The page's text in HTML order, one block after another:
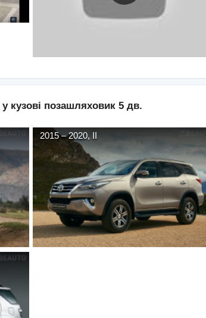
у кузові позашляховик 5 дв.
2015–2020, II